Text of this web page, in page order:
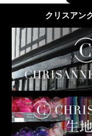
クリスアン